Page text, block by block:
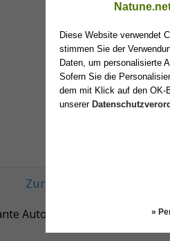
Zurück
Autoren
Diese Website verwendet
stimmen Sie der
Daten, um personalisierte
Sofern Sie die
dem mit Klick auf den OK-
unserer
»